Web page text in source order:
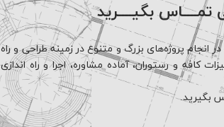
تمــــاس بگیــــرید
پروژه‌های بزرگ و متنوع در زمینه طراحی و راه
کافه و رستوران، آماده مشاوره، اجرا و راه اندازی
بگیرید.